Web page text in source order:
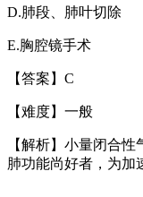
D.肺段、肺叶切除
E.胸腔镜手术
【答案】 C
【难度】一般
【解析】小量闭合
肺功能尚好者，为加